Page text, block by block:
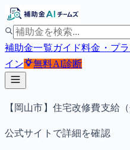
補助金一覧ガイド料金・プ
イン
無料AI診断
【岡山市】住宅改修費支給（
公式サイトで詳細を確認